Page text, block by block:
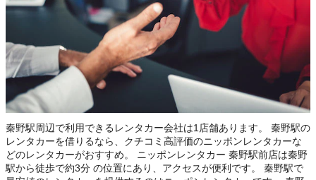
秦野駅周辺で利用できるレンタカー会社は1店舗あります。 秦野駅の
レンタカーを借りるなら、クチコミ高評価のニッポンレンタカーな
どのレンタカーがおすすめ。 ニッポンレンタカー 秦野駅前店は秦野
駅から徒歩で約3分 の位置にあり、アクセスが便利です。 秦野駅で